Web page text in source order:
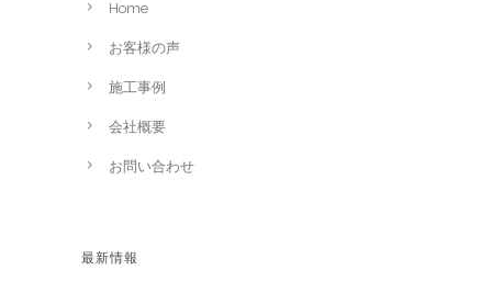
Home
お客様の声
施工事例
会社概要
お問い合わせ
最新情報